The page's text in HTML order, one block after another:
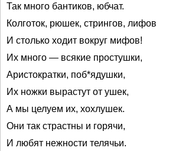
Так много бантиков, юбчат.
Колготок, рюшек, стрингов, лифов
И столько ходит вокруг мифов!
Их много — всякие простушки,
Аристократки, поб*ядушки,
Их ножки вырастут от ушек,
А мы целуем их, хохлушек.
Они так страстны и горячи,
И любят нежности телячьи.